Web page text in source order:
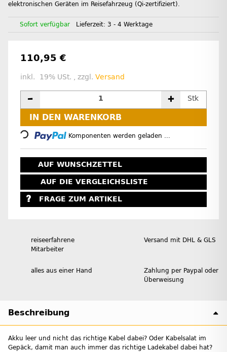
elektronischen Geräten im Reisefahrzeug (Qi-zertifiziert).
Sofort verfügbar Lieferzeit: 3 - 4 Werktage
110,95 €
inkl. 19% USt. , zzgl. Versand
Stk
IN DEN WARENKORB
Loading... Komponenten werden geladen ...
AUF WUNSCHZETTEL
AUF DIE VERGLEICHSLISTE
FRAGE ZUM ARTIKEL
reiseerfahrene
Mitarbeiter
Versand mit DHL & GLS
alles aus einer Hand
Zahlung per Paypal oder
Überweisung
Beschreibung
Akku leer und nicht das richtige Kabel dabei? Oder Kabelsalat im
Gepäck, damit man auch immer das richtige Ladekabel dabei hat?